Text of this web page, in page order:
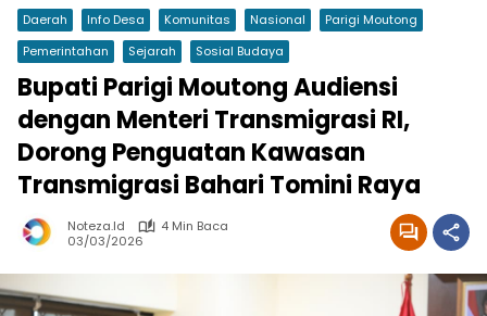
Daerah Info Desa Komunitas Nasional
Parigi Moutong
Pemerintahan
Sejarah Sosial Budaya
Bupati Parigi Moutong Audiensi
dengan Menteri Transmigrasi RI,
Dorong Penguatan Kawasan
Transmigrasi Bahari Tomini Raya
Noteza.id
4 Min Baca
03/03/2026